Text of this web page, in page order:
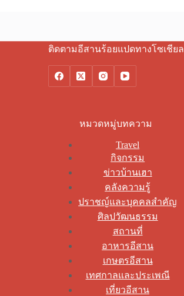
ติดตามอีสานร้อยแปดทางโซเชียล
หมวดหมู่บทความ
Travel
กิจกรรม
ข่าวบ้านเฮา
คลังความรู้
ปราชญ์และบุคคลสำคัญ
ศิลปวัฒนธรรม
สถานที่
อาหารอีสาน
เกษตรอีสาน
เทศกาลและประเพณี
เที่ยวอีสาน